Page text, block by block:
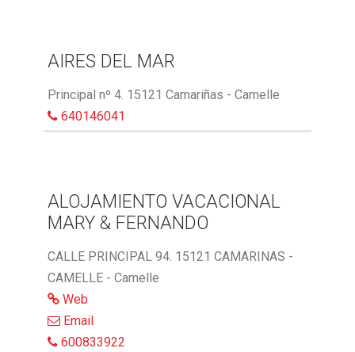
AIRES DEL MAR
Principal nº 4. 15121 Camariñas - Camelle
640146041
ALOJAMIENTO VACACIONAL
MARY & FERNANDO
CALLE PRINCIPAL 94. 15121 CAMARINAS -
CAMELLE - Camelle
Web
Email
600833922